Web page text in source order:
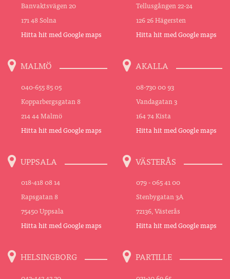
Banvaktsvägen 20
171 48 Solna
Hitta hit med Google maps
Tellusgången 22-24
126 26 Hägersten
Hitta hit med Google maps
MALMÖ
040-655 85 05
Kopparbergsgatan 8
214 44 Malmö
Hitta hit med Google maps
AKALLA
08-730 00 93
Vandagatan 3
164 74 Kista
Hitta hit med Google maps
UPPSALA
018-418 08 14
Rapsgatan 8
75450 Uppsala
Hitta hit med Google maps
VÄSTERÅS
079 - 065 41 00
Stenbygatan 3A
72136, Västerås
Hitta hit med Google maps
HELSINGBORG PARTILLE